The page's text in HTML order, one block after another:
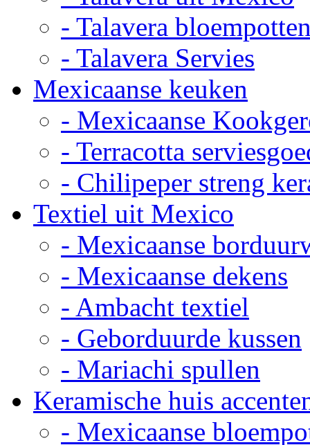
- Talavera
- Talavera Servies
Mexicaanse keuken
- Mexicaanse
- Terracotta
- Chilipeper streng
Textiel uit Mexico
- Mexicaanse
- Mexicaanse dekens
- Ambacht textiel
- Geborduurde kussen
- Mariachi spullen
Keramische huis
- Mexicaanse